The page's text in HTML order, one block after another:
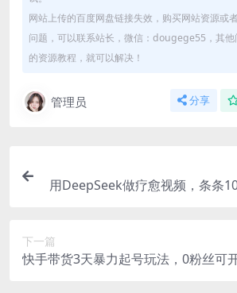
网站上传的百度网盘链接失效，购买网站资源或
问题，可以联系站长，微信：dougege55，其
的资源教程，就可以解决！
管理员 分享
用DeepSeek做疗愈视频，条条
下一篇
快手带货3天暴力起号玩法，0粉丝可